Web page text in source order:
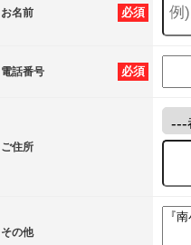
必須
お名前
必須
電話番号
ご住所
その他